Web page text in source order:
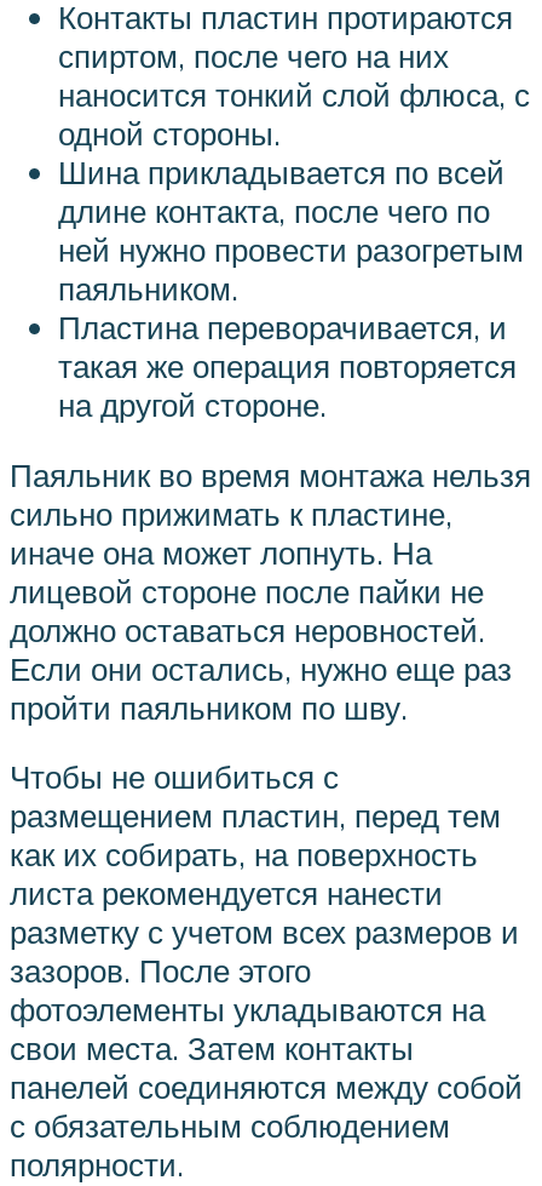
Контакты пластин протираются
спиртом, после чего на них
наносится тонкий слой флюса, с
одной стороны.
Шина прикладывается по всей
длине контакта, после чего по
ней нужно провести разогретым
паяльником.
Пластина переворачивается, и
такая же операция повторяется
на другой стороне.
Паяльник во время монтажа нельзя
сильно прижимать к пластине,
иначе она может лопнуть. На
лицевой стороне после пайки не
должно оставаться неровностей.
Если они остались, нужно еще раз
пройти паяльником по шву.
Чтобы не ошибиться с
размещением пластин, перед тем
как их собирать, на поверхность
листа рекомендуется нанести
разметку с учетом всех размеров и
зазоров. После этого
фотоэлементы укладываются на
свои места. Затем контакты
панелей соединяются между собой
с обязательным соблюдением
полярности.